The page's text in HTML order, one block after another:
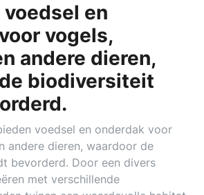
en
vogels,
andere dieren,
biodiversiteit
voedsel en onderdak voor
andere dieren, waardoor de
bevorderd. Door een divers
met verschillende